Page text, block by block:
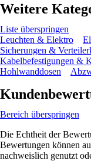
Weitere
Liste überspringen
Leuchten & Elektro
Sicherungen &
Kabelbefestigungen &
Hohlwanddosen
Bereich überspringen
Die Echtheit der
Bewertungen können
nachweislich genutzt